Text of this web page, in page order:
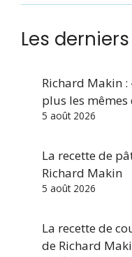
Les
Richard Makin :
plus les
5 août 2026
La recette de
Richard Makin
5 août 2026
La recette de
de Richard